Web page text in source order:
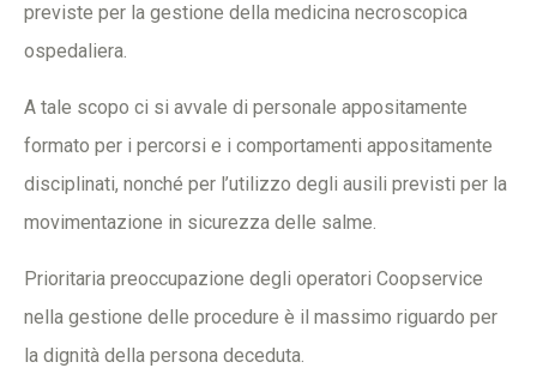
previste per la gestione della medicina necroscopica
ospedaliera.
A tale scopo ci si avvale di personale appositamente
formato per i percorsi e i comportamenti appositamente
disciplinati, nonché per l’utilizzo degli ausili previsti per la
movimentazione in sicurezza delle salme.
Prioritaria preoccupazione degli operatori Coopservice
nella gestione delle procedure è il massimo riguardo per
la dignità della persona deceduta.